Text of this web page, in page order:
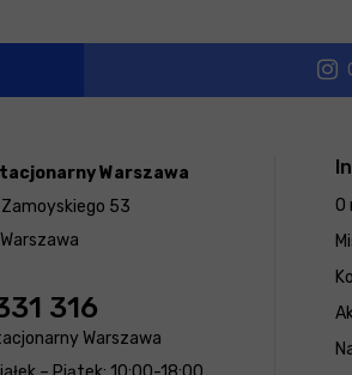
O
Warszawa
53
316
Warszawa